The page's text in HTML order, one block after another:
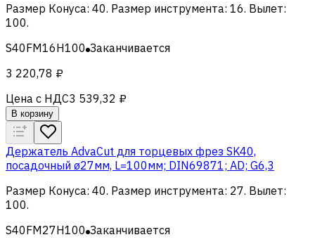
Размер Конуса: 40. Размер инструмента: 16. Вылет:
100.
S40FM16H100 Заканчивается
3 220,78 ₽
Цена с НДС3 539,32 ₽
В корзину
Держатель AdvaCut для торцевых фрез SK40,
посадочный ø27мм, L=100мм; DIN69871; AD; G6,3
Размер Конуса: 40. Размер инструмента: 27. Вылет:
100.
S40FM27H100 Заканчивается